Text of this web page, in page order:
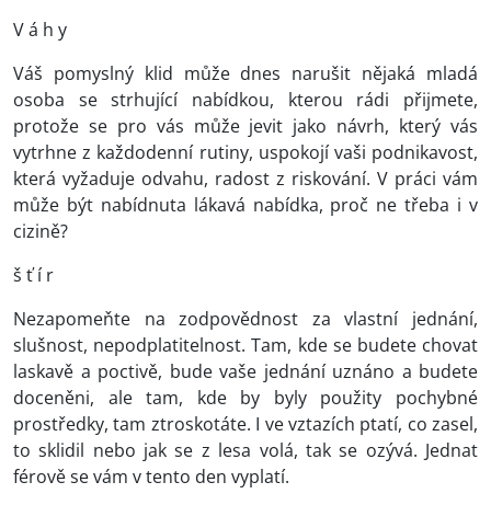
V á h y
Váš pomyslný klid může dnes narušit nějaká mladá
osoba se strhující nabídkou, kterou rádi přijmete,
protože se pro vás může jevit jako návrh, který vás
vytrhne z každodenní rutiny, uspokojí vaši podnikavost,
která vyžaduje odvahu, radost z riskování. V práci vám
může být nabídnuta lákavá nabídka, proč ne třeba i v
cizině?
š ť í r
Nezapomeňte na zodpovědnost za vlastní jednání,
slušnost, nepodplatitelnost. Tam, kde se budete chovat
laskavě a poctivě, bude vaše jednání uznáno a budete
doceněni, ale tam, kde by byly použity pochybné
prostředky, tam ztroskotáte. I ve vztazích ptatí, co zasel,
to sklidil nebo jak se z lesa volá, tak se ozývá. Jednat
férově se vám v tento den vyplatí.